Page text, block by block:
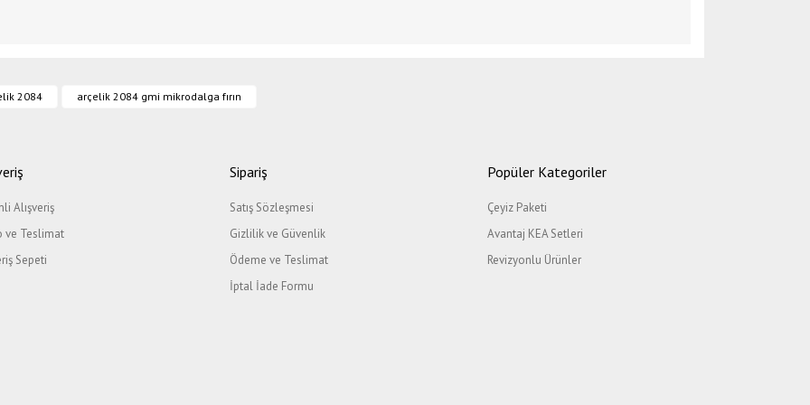
2084 arçelik 2084 gmi mikrodalga fırın
Alışveriş
ve Teslimat
Sepeti
Sipariş
Satış Sözleşmesi
Gizlilik ve Güvenlik
Ödeme ve Teslimat
İptal İade Formu
Popüler Kategoriler
Çeyiz Paketi
Avantaj KEA Setleri
Revizyonlu Ürünler